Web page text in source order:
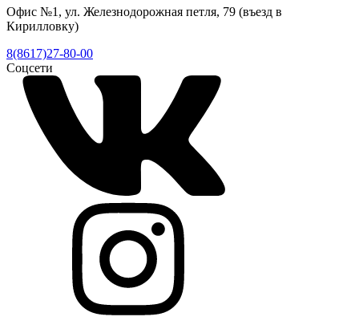
Офис №1, ул. Железнодорожная петля, 79 (въезд в
Кирилловку)
8(8617)27-80-00
Соцсети